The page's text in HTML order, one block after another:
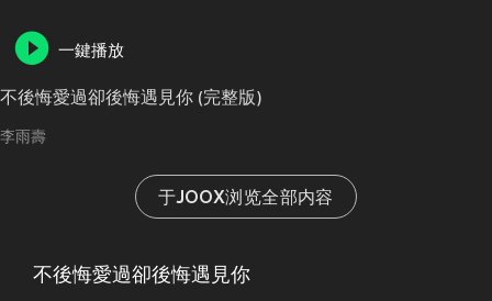
一鍵播放
不後悔愛過卻後悔遇見你 (完整版)
李雨壽
于JOOX浏览全部内容
不後悔愛過卻後悔遇見你